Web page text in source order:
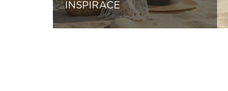
INSPIRACE